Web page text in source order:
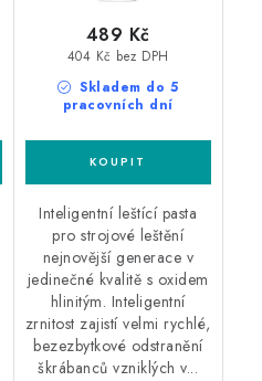
Skladem do 5
pracovních dní
404 Kč bez DPH
489 Kč
Inteligentní leštící pasta
pro strojové leštění
nejnovější generace v
jedinečné kvalitě s oxidem
hlinitým. Inteligentní
zrnitost zajistí velmi rychlé,
bezezbytkové odstranění
škrábanců vzniklých v...